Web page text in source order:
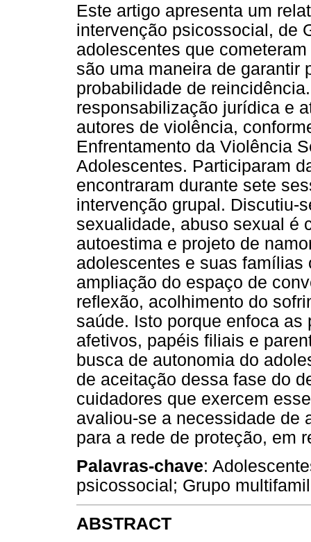
Este artigo apresenta um
intervenção psicossocial, de
adolescentes que
são uma maneira de garantir
probabilidade de
responsabilização jurídica e
autores de violência,
Enfrentamento da Violência
Adolescentes. Participaram
encontraram durante sete
intervenção grupal. Discutiu-
sexualidade, abuso sexual é
autoestima e projeto de
adolescentes e suas famílias
ampliação do espaço de
reflexão, acolhimento do
saúde. Isto porque enfoca
afetivos, papéis filiais e
busca de autonomia do
de aceitação dessa fase do
cuidadores que exercem
avaliou-se a necessidade de
para a rede de proteção, em
Palavras-chave:
psicossocial; Grupo
ABSTRACT